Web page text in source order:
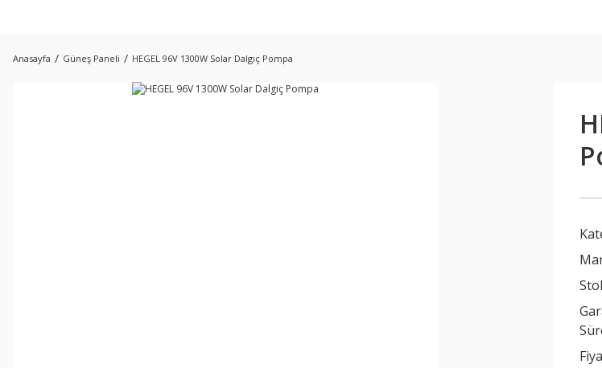
Anasayfa Güneş Paneli HEGEL 96V 1300W Solar Dalgıç Pompa